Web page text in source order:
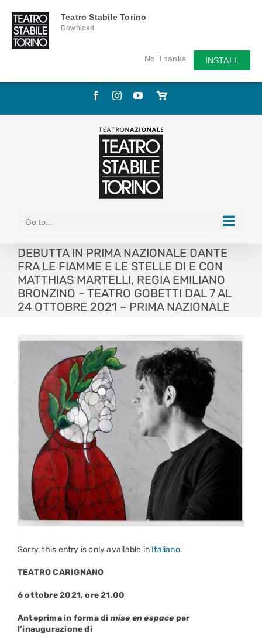
Teatro Stabile Torino
Download
No Thanks INSTALL
Skip
FacebookInstagramYouTube
Store
Go to...
DEBUTTA IN PRIMA NAZIONALE DANTE
FRA LE FIAMME E LE STELLE DI E CON
MATTHIAS MARTELLI, REGIA EMILIANO
BRONZINO – TEATRO GOBETTI DAL 7 AL
24 OTTOBRE 2021 – PRIMA NAZIONALE
Sorry, this entry is only available in Italiano.
TEATRO CARIGNANO
6 ottobre 2021, ore 21.00
Anteprima in forma di mise en espace per
l’inaugurazione di